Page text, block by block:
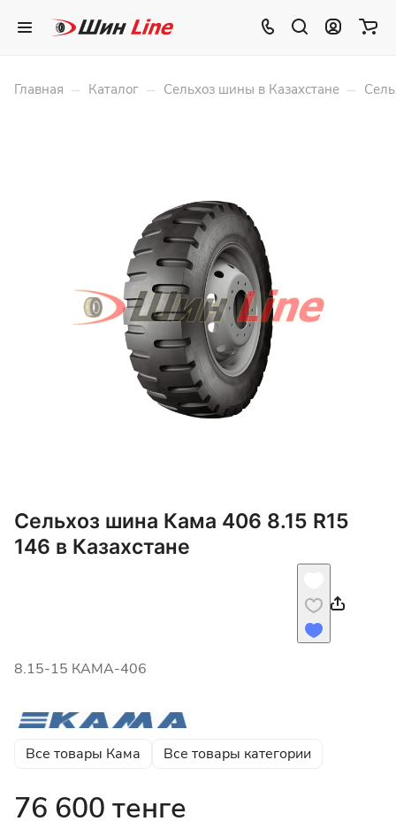
Главная – Каталог – Сельхоз шины в Казахстане –
Сельхоз шина Кама 406 8.15 R15
146 в Казахстане
8.15-15 КАМА-406
Все товары Кама Все товары категории
76 600 тенге